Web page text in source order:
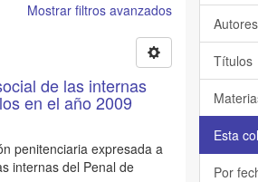
Mostrar filtros avanzados
de las internas
en el año 2009
penitenciaria expresada a
internas del Penal de
Autores
Títulos
Esta
Por